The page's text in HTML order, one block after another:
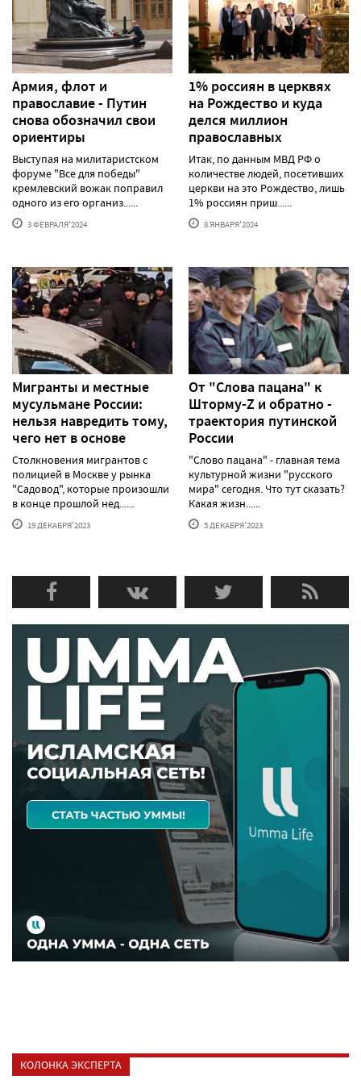
Армия, флот и
православие - Путин
снова обозначил свои
ориентиры
Выступая на милитаристском
форуме "Все для победы"
кремлевский вожак поправил
одного из его организ......
3 ФЕВРАЛЯ'2024
1% россиян в церквях
на Рождество и куда
делся миллион
православных
Итак, по данным МВД РФ о
количестве людей, посетивших
церкви на это Рождество, лишь
1% россиян приш......
8 ЯНВАРЯ'2024
Мигранты и местные
мусульмане России:
нельзя навредить тому,
чего нет в основе
Столкновения мигрантов с
полицией в Москве у рынка
"Садовод", которые произошли
в конце прошлой нед......
19 ДЕКАБРЯ'2023
От "Слова пацана" к
Шторму-Z и обратно -
траектория путинской
России
"Слово пацана" - главная тема
культурной жизни "русского
мира" сегодня. Что тут сказать?
Какая жизн......
5 ДЕКАБРЯ'2023
КОЛОНКА ЭКСПЕРТА